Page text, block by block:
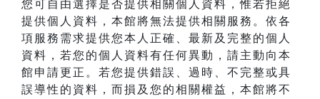
您可自由選擇是否提供相關個人資料，惟若拒絕
提供個人資料，本館將無法提供相關服務。依各
項服務需求提供您本人正確、最新及完整的個人
資料，若您的個人資料有任何異動，請主動向本
館申請更正。若您提供錯誤、過時、不完整或具
誤導性的資料，而損及您的相關權益，本館將不